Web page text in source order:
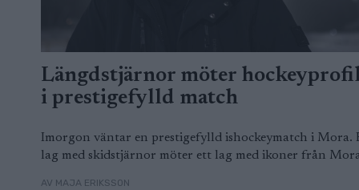
Längdstjärnor möter
i prestigefylld match
Imorgon väntar en prestigefylld ishockeymatch i Mora.
lag med skidstjärnor möter ett lag med ikoner från
AV MAJA ERIKSSON